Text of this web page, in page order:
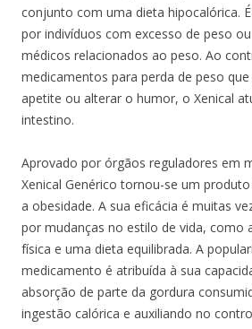
conjunto com uma dieta hipocalórica.
por indivíduos com excesso de peso
médicos relacionados ao peso. Ao
medicamentos para perda de peso
apetite ou alterar o humor, o Xenical
intestino.
Aprovado por órgãos reguladores em
Xenical Genérico tornou-se um
a obesidade. A sua eficácia é muitas
por mudanças no estilo de vida, como
física e uma dieta equilibrada. A
medicamento é atribuída à sua
absorção de parte da gordura
ingestão calórica e auxiliando no